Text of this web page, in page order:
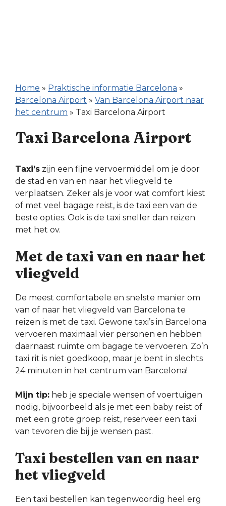
Home » Praktische informatie Barcelona »
Barcelona Airport » Van Barcelona Airport naar
het centrum » Taxi Barcelona Airport
Taxi Barcelona Airport
Taxi’s zijn een fijne vervoermiddel om je door
de stad en van en naar het vliegveld te
verplaatsen. Zeker als je voor wat comfort kiest
of met veel bagage reist, is de taxi een van de
beste opties. Ook is de taxi sneller dan reizen
met het ov.
Met de taxi van en naar het
vliegveld
De meest comfortabele en snelste manier om
van of naar het vliegveld van Barcelona te
reizen is met de taxi. Gewone taxi’s in Barcelona
vervoeren maximaal vier personen en hebben
daarnaast ruimte om bagage te vervoeren. Zo’n
taxi rit is niet goedkoop, maar je bent in slechts
24 minuten in het centrum van Barcelona!
Mijn tip: heb je speciale wensen of voertuigen
nodig, bijvoorbeeld als je met een baby reist of
met een grote groep reist, reserveer een taxi
van tevoren die bij je wensen past.
Taxi bestellen van en naar
het vliegveld
Een taxi bestellen kan tegenwoordig heel erg